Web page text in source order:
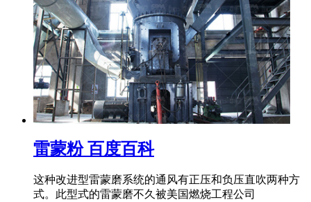
雷蒙粉 百度百科
这种改进型雷蒙磨系统的通风有正压和负压直吹两种方
式。此型式的雷蒙磨不久被美国燃烧工程公司